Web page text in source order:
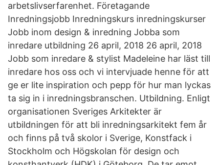
arbetslivserfarenhet. Företagande
Inredningsjobb Inredningskurs inredningskurser
Jobb inom design & inredning Jobba som
inredare utbildning 26 april, 2018 26 april, 2018
Jobb som inredare & stylist Madeleine har läst till
inredare hos oss och vi intervjuade henne för att
ge er lite inspiration och pepp för hur man lyckas
ta sig in i inredningsbranschen. Utbildning. Enligt
organisationen Sveriges Arkitekter är
utbildningen för att bli inredningsarkitekt fem år
och finns på två skolor i Sverige, Konstfack i
Stockholm och Högskolan för design och